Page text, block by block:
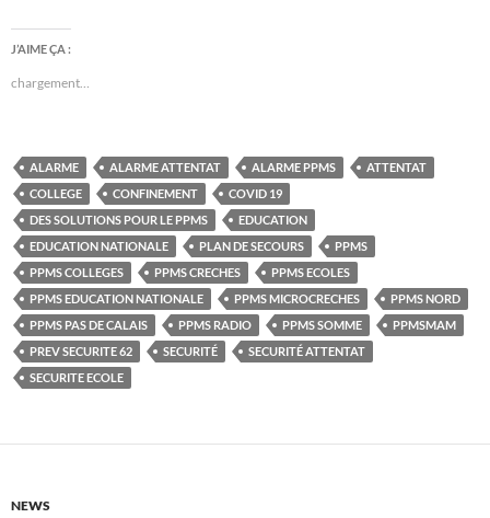
J’AIME ÇA :
chargement…
ALARME ALARME ATTENTAT ALARME PPMS
ATTENTAT
COLLEGE
CONFINEMENT
COVID 19
DES SOLUTIONS POUR LE PPMS
EDUCATION
EDUCATION NATIONALE
PLAN DE SECOURS
PPMS
PPMS COLLEGES
PPMS CRECHES
PPMS ECOLES
PPMS EDUCATION NATIONALE
PPMS MICROCRECHES
PPMS NORD
PPMS PAS DE CALAIS
PPMS RADIO PPMS SOMME
PPMSMAM
PREV SECURITE 62
SECURITÉ
SECURITÉ ATTENTAT
SECURITE ECOLE
NEWS